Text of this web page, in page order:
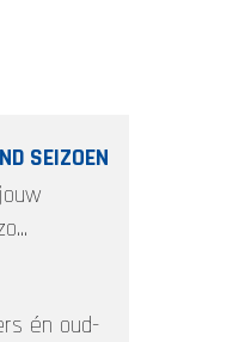
SEIZOEN
én oud-